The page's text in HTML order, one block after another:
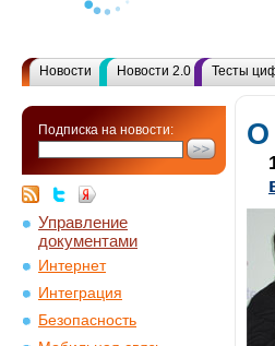
Новости Новости 2.0 Тесты
Подписка на новости:
Управление
документами
Интернет
Интеграция
Безопасность
О